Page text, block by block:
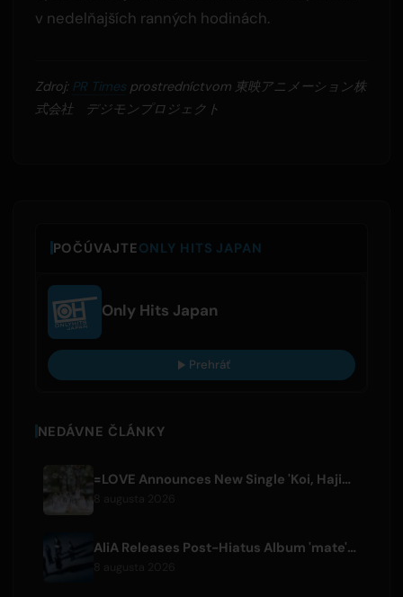
v nedelňajších ranných hodinách.
Zdroj: PR Timesprostredníctvom 東映アニメーション株
式会社 デジモンプロジェクト
POČÚVAJTEONLY HITS JAPAN
Only Hits Japan
Prehráť
NEDÁVNE ČLÁNKY
=LOVE Announces New Single 'Koi, Hajimemashita.' and Tokyo Dome Concerts
AliA Releases Post-Hiatus Album 'mate', Announces Tokyo Live